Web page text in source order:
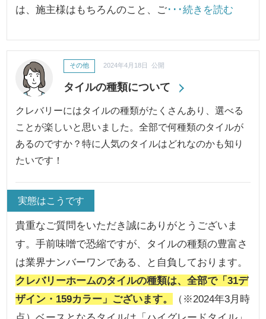
は、施主様はもちろんのこと、ご･･･続きを読む
タイルの種類について
その他 2024年4月18日 公開
クレバリーにはタイルの種類がたくさんあり、選べる
ことが楽しいと思いました。全部で何種類のタイルが
あるのですか？特に人気のタイルはどれなのかも知り
たいです！
実態はこうです
貴重なご質問をいただき誠にありがとうございま
す。手前味噌で恐縮ですが、タイルの種類の豊富さ
は業界ナンバーワンである、と自負しております。
クレバリーホームのタイルの種類は、全部で「31デ
ザイン・159カラー」ございます。
（※2024年3月時